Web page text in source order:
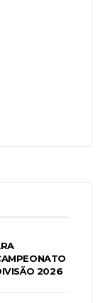
2026